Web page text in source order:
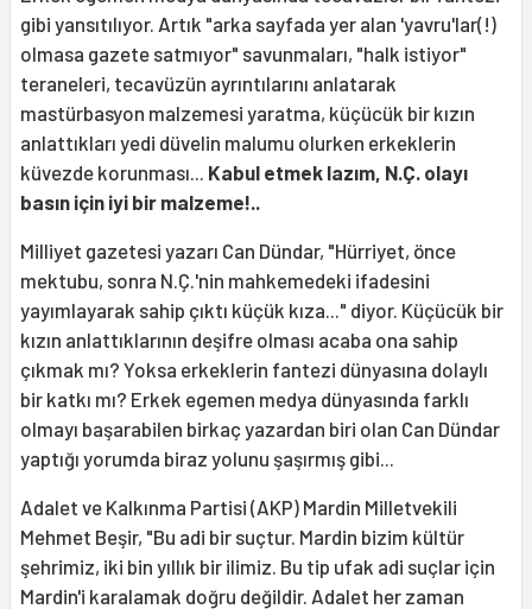
gibi yansıtılıyor. Artık "arka sayfada yer alan 'yavru'lar(!)
olmasa gazete satmıyor" savunmaları, "halk istiyor"
teraneleri, tecavüzün ayrıntılarını anlatarak
mastürbasyon malzemesi yaratma, küçücük bir kızın
anlattıkları yedi düvelin malumu olurken erkeklerin
küvezde korunması... Kabul etmek lazım, N.Ç. olayı
basın için iyi bir malzeme!..
Milliyet gazetesi yazarı Can Dündar, "Hürriyet, önce
mektubu, sonra N.Ç.'nin mahkemedeki ifadesini
yayımlayarak sahip çıktı küçük kıza..." diyor. Küçücük bir
kızın anlattıklarının deşifre olması acaba ona sahip
çıkmak mı? Yoksa erkeklerin fantezi dünyasına dolaylı
bir katkı mı? Erkek egemen medya dünyasında farklı
olmayı başarabilen birkaç yazardan biri olan Can Dündar
yaptığı yorumda biraz yolunu şaşırmış gibi...
Adalet ve Kalkınma Partisi (AKP) Mardin Milletvekili
Mehmet Beşir, "Bu adi bir suçtur. Mardin bizim kültür
şehrimiz, iki bin yıllık bir ilimiz. Bu tip ufak adi suçlar için
Mardin'i karalamak doğru değildir. Adalet her zaman